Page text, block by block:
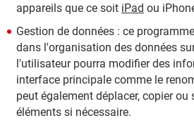
appareils que ce soit iPad ou
Gestion de données : ce
dans l'organisation des données
l'utilisateur pourra modifier des
interface principale comme le
peut également déplacer, copier
éléments si nécessaire.